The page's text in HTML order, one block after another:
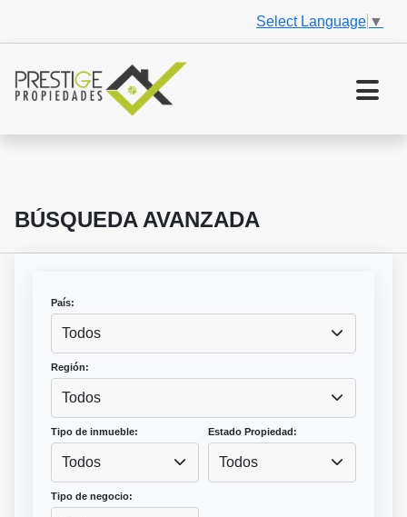
Select Language ▼
BÚSQUEDA AVANZADA
País:
Todos
Región:
Todos
Tipo de inmueble:
Todos
Estado Propiedad:
Todos
Tipo de negocio: